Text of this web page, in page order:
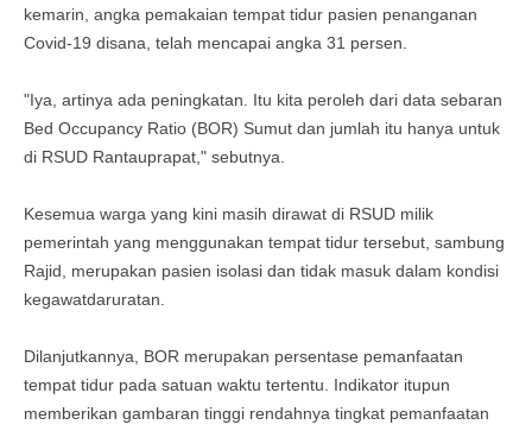
kemarin, angka pemakaian tempat tidur pasien penanganan
Covid-19 disana, telah mencapai angka 31 persen.
"Iya, artinya ada peningkatan. Itu kita peroleh dari data sebaran
Bed Occupancy Ratio (BOR) Sumut dan jumlah itu hanya untuk
di RSUD Rantauprapat," sebutnya.
Kesemua warga yang kini masih dirawat di RSUD milik
pemerintah yang menggunakan tempat tidur tersebut, sambung
Rajid, merupakan pasien isolasi dan tidak masuk dalam kondisi
kegawatdaruratan.
Dilanjutkannya, BOR merupakan persentase pemanfaatan
tempat tidur pada satuan waktu tertentu. Indikator itupun
memberikan gambaran tinggi rendahnya tingkat pemanfaatan